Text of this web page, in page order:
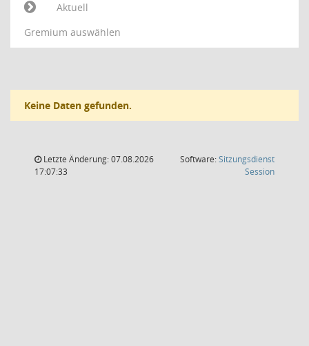
Aktuell
Gremium auswählen
Keine Daten gefunden.
Letzte Änderung: 07.08.2026
17:07:33
Software:Sitzungsdienst
Session(Wird in